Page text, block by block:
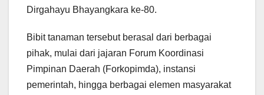
Dirgahayu Bhayangkara ke-80.
Bibit tanaman tersebut berasal dari berbagai
pihak, mulai dari jajaran Forum Koordinasi
Pimpinan Daerah (Forkopimda), instansi
pemerintah, hingga berbagai elemen masyarakat